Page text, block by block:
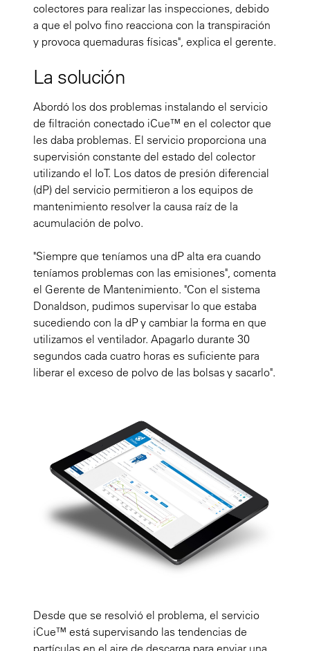
colectores para realizar las inspecciones, debido
a que el polvo fino reacciona con la transpiración
y provoca quemaduras físicas", explica el gerente.
La solución
Abordó los dos problemas instalando el servicio
de filtración conectado iCue™ en el colector que
les daba problemas. El servicio proporciona una
supervisión constante del estado del colector
utilizando el IoT. Los datos de presión diferencial
(dP) del servicio permitieron a los equipos de
mantenimiento resolver la causa raíz de la
acumulación de polvo.
"Siempre que teníamos una dP alta era cuando
teníamos problemas con las emisiones", comenta
el Gerente de Mantenimiento. "Con el sistema
Donaldson, pudimos supervisar lo que estaba
sucediendo con la dP y cambiar la forma en que
utilizamos el ventilador. Apagarlo durante 30
segundos cada cuatro horas es suficiente para
liberar el exceso de polvo de las bolsas y sacarlo".
Desde que se resolvió el problema, el servicio
iCue™ está supervisando las tendencias de